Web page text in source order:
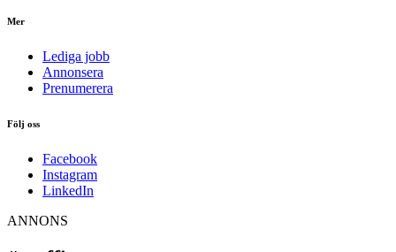
Mer
Lediga jobb
Annonsera
Prenumerera
Följ oss
Facebook
Instagram
LinkedIn
ANNONS